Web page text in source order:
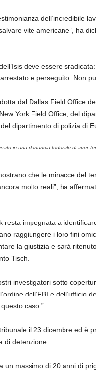
dell’incredibile
vite americane”, ha
deve essere
e perseguito. Non
dal Dallas Field Office
York Field Office, del
dipartimento di polizia di
in una denuncia federale di aver
che le minacce del
molto reali”, ha
resta impegnata a
raggiungere i loro fini
la giustizia e sarà
Tisch.
investigatori sotto
dell’FBI e dell’ufficio
caso.”
il 23 dicembre ed è
di detenzione.
un massimo di 20 anni di